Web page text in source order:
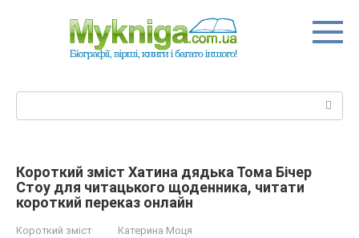
Короткий зміст Хатина дядька Тома Бічер
Стоу для читацького щоденника, читати
короткий переказ онлайн
Короткий зміст Катерина Моця